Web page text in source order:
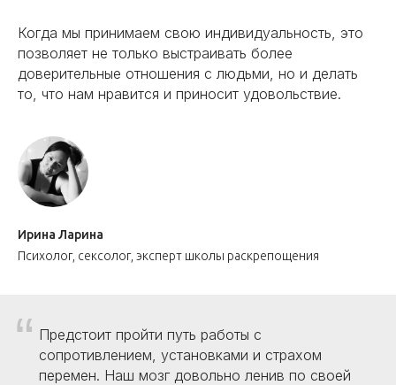
Когда мы принимаем свою индивидуальность, это
позволяет не только выстраивать более
доверительные отношения с людьми, но и делать
то, что нам нравится и приносит удовольствие.
Ирина Ларина
Психолог, сексолог, эксперт школы раскрепощения
“ Предстоит пройти путь работы с
сопротивлением, установками и страхом
перемен. Наш мозг довольно ленив по своей